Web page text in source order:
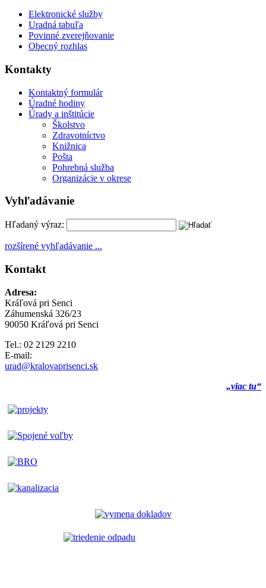
Elektronické služby
Uradná tabuľa
Povinné zverejňovanie
Obecný rozhlas
Kontakty
Kontaktný formulár
Úradné hodiny
Úrady a inštitúcie
Školstvo
Zdravotníctvo
Knižnica
Pošta
Pohrebná služba
Organizácie v okrese
Vyhľadávanie
Hľadaný výraz:
rozšírené vyhľadávanie ...
Kontakt
Adresa:
Kráľová pri Senci
Záhumenská 326/23
90050 Kráľová pri Senci
Tel.: 02 2129 2210
E-mail:
urad@kralovaprisenci.sk
„viac tu“